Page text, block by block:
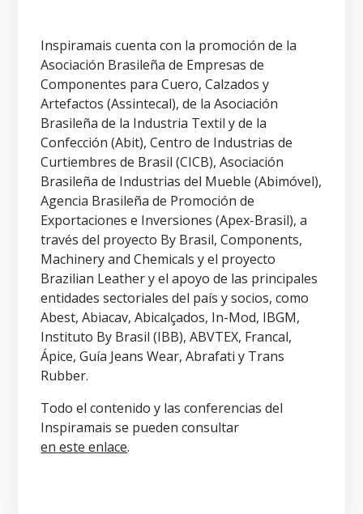
Inspiramais cuenta con la promoción de la
Asociación Brasileña de Empresas de
Componentes para Cuero, Calzados y
Artefactos (Assintecal), de la Asociación
Brasileña de la Industria Textil y de la
Confección (Abit), Centro de Industrias de
Curtiembres de Brasil (CICB), Asociación
Brasileña de Industrias del Mueble (Abimóvel),
Agencia Brasileña de Promoción de
Exportaciones e Inversiones (Apex-Brasil), a
través del proyecto By Brasil, Components,
Machinery and Chemicals y el proyecto
Brazilian Leather y el apoyo de las principales
entidades sectoriales del país y socios, como
Abest, Abiacav, Abicalçados, In-Mod, IBGM,
Instituto By Brasil (IBB), ABVTEX, Francal,
Ápice, Guía Jeans Wear, Abrafati y Trans
Rubber.
Todo el contenido y las conferencias del
Inspiramais se pueden consultar
en este enlace.